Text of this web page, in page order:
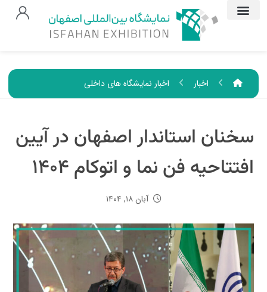
اخبار اخبار نمایشگاه های داخلی
سخنان استاندار اصفهان در آیین
افتتاحیه فن نما و اتوکام ۱۴۰۴
آبان ۱۸, ۱۴۰۴